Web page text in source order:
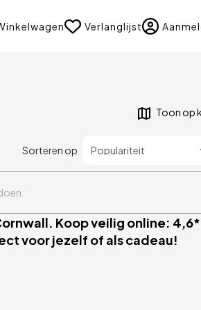
Verlanglijst
Toon op
Sorteren op
Koop veilig online: 4,6*
voor jezelf of als cadeau!